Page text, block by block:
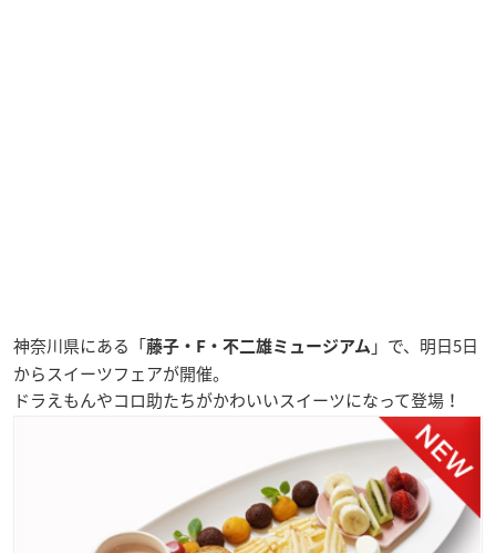
神奈川県にある「藤子・F・不二雄ミュージアム 」で、明日5日
からスイーツフェアが開催。
ドラえもんやコロ助たちがかわいいスイーツになって登場！